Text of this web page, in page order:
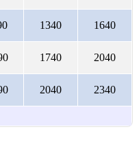
1340 1640
1740 2040
2040 2340